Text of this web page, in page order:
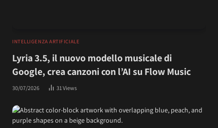
INTELLIGENZA ARTIFICIALE
Lyria 3.5, il nuovo modello musicale di
Google, crea canzoni con l’AI su Flow Music
30/07/2026 31 Views